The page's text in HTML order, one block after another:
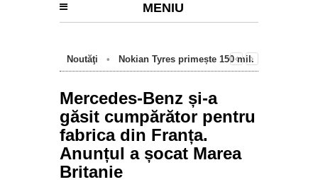
MENIU
Noutăţi •
Nokian Tyres primește 150 mil.
cu emisii zero de la Oradea
Mercedes-Benz și-a
găsit cumpărător pentru
fabrica din Franța.
Anunțul a șocat Marea
Britanie